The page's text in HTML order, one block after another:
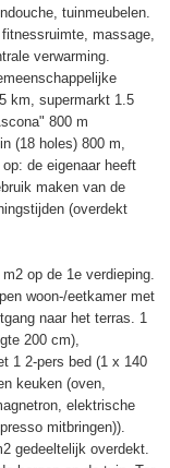
tuinmeubelen.
massage,
verwarming.
km, supermarkt 1.5
800 m
(18 holes) 800 m,
de eigenaar heeft
maken van de
(overdekt
op de 1e verdieping.
woon-/eetkamer met
naar het terras. 1
200 cm),
1 2-pers bed (1 x 140
keuken (oven,
elektrische
mitbringen)).
gedeeltelijk overdekt.